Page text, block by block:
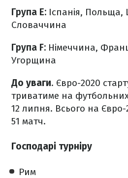
Група E: Іспанія, Польща,
Словаччина
Група F: Німеччина,
Угорщина
До уваги. Євро-2020
триватиме на
12 липня. Всього на Євро-
51 матч.
Господарі турніру
Рим